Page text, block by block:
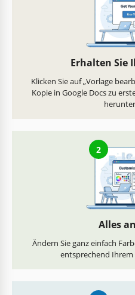
Erhalten Sie
Klicken Sie auf „Vorlage
Kopie in Google Docs zu
2
Alles
Ändern Sie ganz einfach
entsprechend